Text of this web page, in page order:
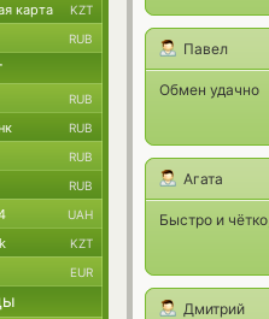
Павел
Обмен удачно
Агата
Быстро и
Дмитрий
карта KZT
RUB
RUB
RUB
RUB
RUB
UAH
KZT
EUR